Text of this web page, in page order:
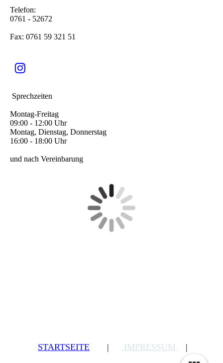
Telefon:
0761 - 52672
Fax: 0761 59 321 51
Sprechzeiten
Montag-Freitag
09:00 - 12:00 Uhr
Montag, Dienstag, Donnerstag
16:00 - 18:00 Uhr
und nach Vereinbarung